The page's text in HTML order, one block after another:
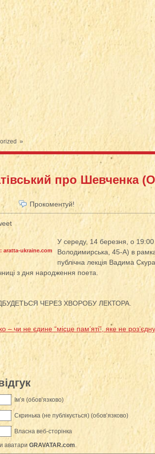
»
про Шевченка
Прокоментуй!
aratta-ukraine.com
У середу, 14 березня, о 19:00
Володимирська, 45-А) в
публічна лекція Вадима
з дня народження поета.
ЧЕРЕЗ ХВОРОБУ ЛЕКТОРА.
– чи не єдине “місце пам’яті”, яке не
Ім’я (обов’язково)
Скринька (не публікується) (обов’язково)
Власна веб-сторінка
аватари GRAVATAR.com.